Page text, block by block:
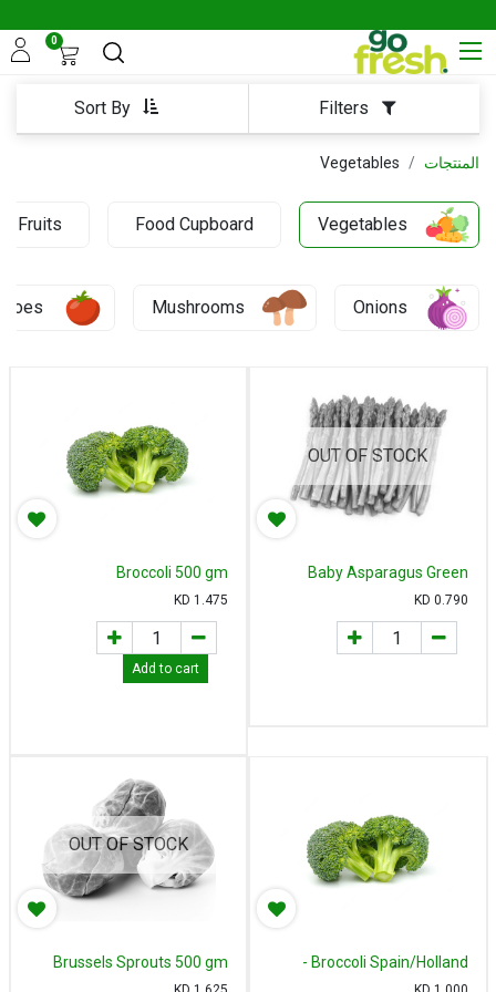
0
Sort By Filters
المنتجات Vegetables
Vegetables
Food Cupboard
Fruits
Onions
Mushrooms
OUT OF STOCK
Baby Asparagus Green
اسبراجوس تايلاند
0.790
Broccoli 500 gm
1.475
Add to cart
Broccoli Spain/Holland -
بروكلي اسباني/هولندا
OUT OF STOCK
Brussels Sprouts 500 gm
0.27 KD